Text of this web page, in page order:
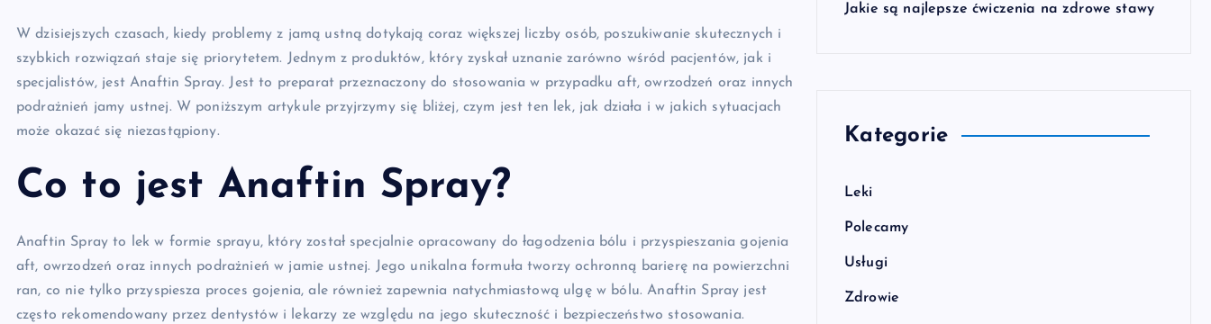
W dzisiejszych czasach, kiedy problemy z jamą ustną dotykają coraz większej liczby osób, poszukiwanie skutecznych i
szybkich rozwiązań staje się priorytetem. Jednym z produktów, który zyskał uznanie zarówno wśród pacjentów, jak i
specjalistów, jest Anaftin Spray. Jest to preparat przeznaczony do stosowania w przypadku aft, owrzodzeń oraz innych
podrażnień jamy ustnej. W poniższym artykule przyjrzymy się bliżej, czym jest ten lek, jak działa i w jakich sytuacjach
może okazać się niezastąpiony.
Co to jest Anaftin Spray?
Anaftin Spray to lek w formie sprayu, który został specjalnie opracowany do łagodzenia bólu i przyspieszania gojenia
aft, owrzodzeń oraz innych podrażnień w jamie ustnej. Jego unikalna formuła tworzy ochronną barierę na powierzchni
ran, co nie tylko przyspiesza proces gojenia, ale również zapewnia natychmiastową ulgę w bólu. Anaftin Spray jest
często rekomendowany przez dentystów i lekarzy ze względu na jego skuteczność i bezpieczeństwo stosowania.
Jakie są najlepsze ćwiczenia na zdrowe stawy
Kategorie
Leki
Polecamy
Usługi
Zdrowie